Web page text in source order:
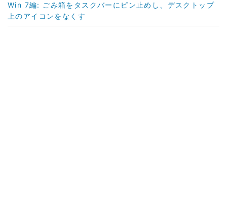
Win 7編: ごみ箱をタスクバーにピン止めし、デスクトップ
上のアイコンをなくす